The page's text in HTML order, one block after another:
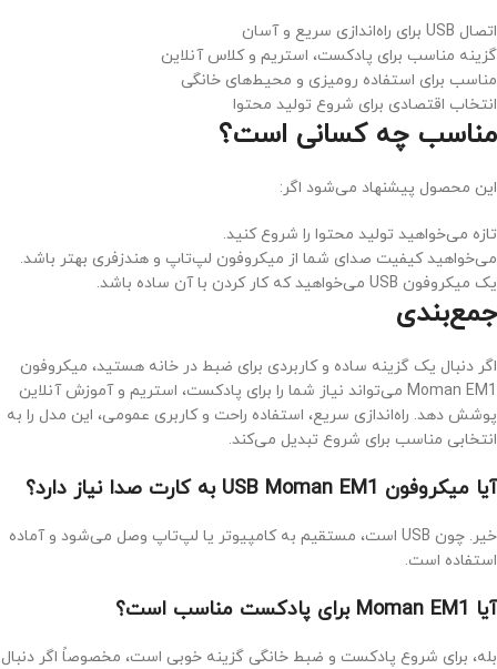
اتصال USB برای راه‌اندازی سریع و آسان
گزینه مناسب برای پادکست، استریم و کلاس آنلاین
مناسب برای استفاده رومیزی و محیط‌های خانگی
انتخاب اقتصادی برای شروع تولید محتوا
مناسب چه کسانی است؟
این محصول پیشنهاد می‌شود اگر:
تازه می‌خواهید تولید محتوا را شروع کنید.
می‌خواهید کیفیت صدای شما از میکروفون لپ‌تاپ و هندزفری بهتر باشد.
یک میکروفون USB می‌خواهید که کار کردن با آن ساده باشد.
جمع‌بندی
اگر دنبال یک گزینه ساده و کاربردی برای ضبط در خانه هستید، میکروفون
Moman EM1 می‌تواند نیاز شما را برای پادکست، استریم و آموزش آنلاین
پوشش دهد. راه‌اندازی سریع، استفاده راحت و کاربری عمومی، این مدل را به
انتخابی مناسب برای شروع تبدیل می‌کند.
آیا میکروفون USB Moman EM1 به کارت صدا نیاز دارد؟
خیر. چون USB است، مستقیم به کامپیوتر یا لپ‌تاپ وصل می‌شود و آماده
استفاده است.
آیا Moman EM1 برای پادکست مناسب است؟
بله، برای شروع پادکست و ضبط خانگی گزینه خوبی است، مخصوصاً اگر دنبال